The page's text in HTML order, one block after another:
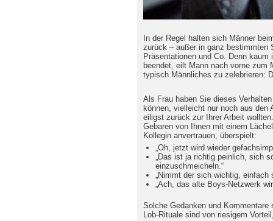
In der Regel halten sich Männer
zurück – außer in ganz bestimmten
Präsentationen und Co. Denn
beendet, eilt Mann nach vorne zum
typisch Männliches zu zelebrieren:
Als Frau haben Sie dieses
können, vielleicht nur noch aus den
eiligst zurück zur Ihrer Arbeit
Gebaren von Ihnen mit einem
Kollegin anvertrauen, überspielt:
„Oh, jetzt wird wieder
„Das ist ja richtig peinlich, sich
einzuschmeicheln.“
„Nimmt der sich wichtig,
„Ach, das alte Boys-Netzwerk
Solche Gedanken und
Lob-Rituale sind von riesigem